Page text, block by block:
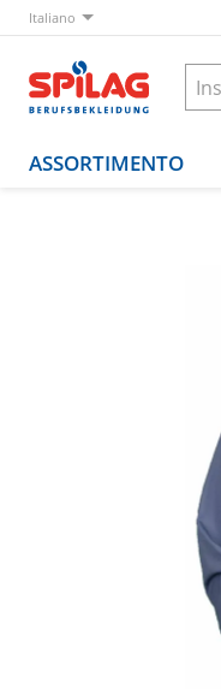
Italiano
ASSORTIMENTO